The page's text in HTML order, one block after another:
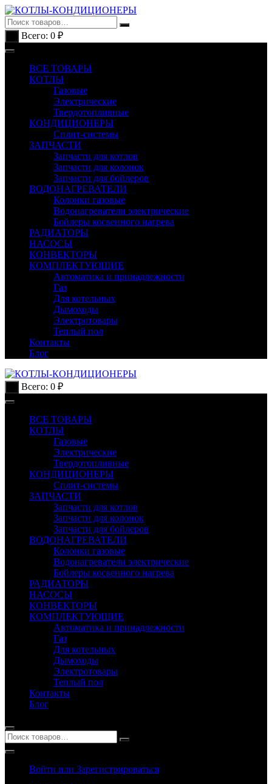
Перейти
к
содержимому
Всего: 0 ₽
ВСЕ ТОВАРЫ
КОТЛЫ
Газовые
Электрические
Твердотопливные
КОНДИЦИОНЕРЫ
Сплит-системы
ЗАПЧАСТИ
Запчасти для котлов
Запчасти для колонок
Запчасти для бойлеров
ВОДОНАГРЕВАТЕЛИ
Колонки газовые
Водонагреватели электрические
Бойлеры косвенного нагрева
РАДИАТОРЫ
НАСОСЫ
КОНВЕКТОРЫ
КОМПЛЕКТУЮЩИЕ
Автоматика и принадлежности
Газ
Для котельных
Дымоходы
Электротовары
Теплый пол
Контакты
Блог
Всего: 0 ₽
ВСЕ ТОВАРЫ
КОТЛЫ
Газовые
Электрические
Твердотопливные
КОНДИЦИОНЕРЫ
Сплит-системы
ЗАПЧАСТИ
Запчасти для котлов
Запчасти для колонок
Запчасти для бойлеров
ВОДОНАГРЕВАТЕЛИ
Колонки газовые
Водонагреватели электрические
Бойлеры косвенного нагрева
РАДИАТОРЫ
НАСОСЫ
КОНВЕКТОРЫ
КОМПЛЕКТУЮЩИЕ
Автоматика и принадлежности
Газ
Для котельных
Дымоходы
Электротовары
Теплый пол
Контакты
Блог
Войти или Зарегистрироваться